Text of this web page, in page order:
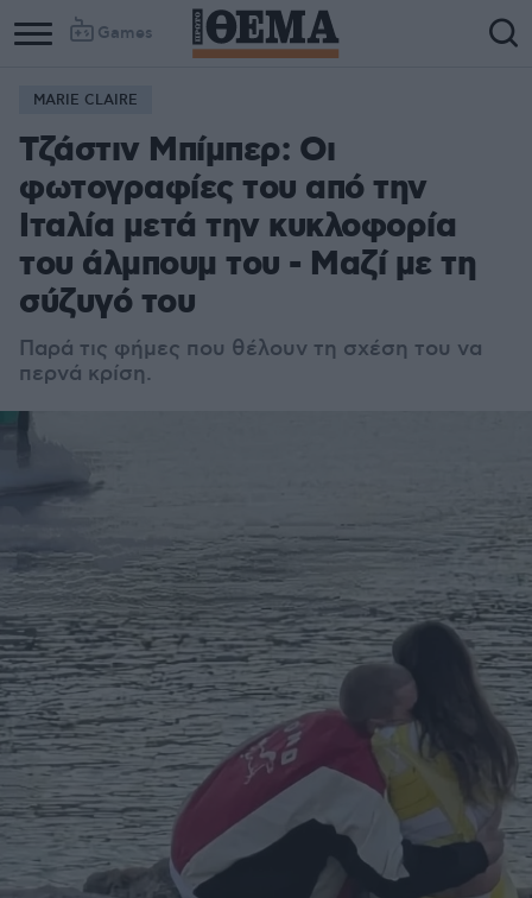
Games
MARIE CLAIRE
Τζάστιν Μπίμπερ: Οι
φωτογραφίες του από την
Ιταλία μετά την κυκλοφορία
του άλμπουμ του - Μαζί με τη
σύζυγό του
Παρά τις φήμες που θέλουν τη σχέση του να
περνά κρίση.